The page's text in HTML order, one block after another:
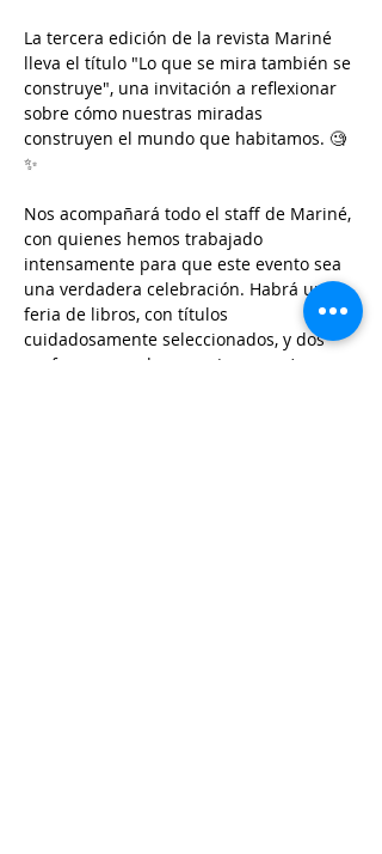
La tercera edición de la revista Mariné
lleva el título "Lo que se mira también se
construye", una invitación a reflexionar
sobre cómo nuestras miradas
construyen el mundo que habitamos. 🧐
✨
Nos acompañará todo el staff de Mariné,
con quienes hemos trabajado
intensamente para que este evento sea
una verdadera celebración. Habrá una
feria de libros, con títulos
cuidadosamente seleccionados, y dos
performances de mano (o cuerpo),